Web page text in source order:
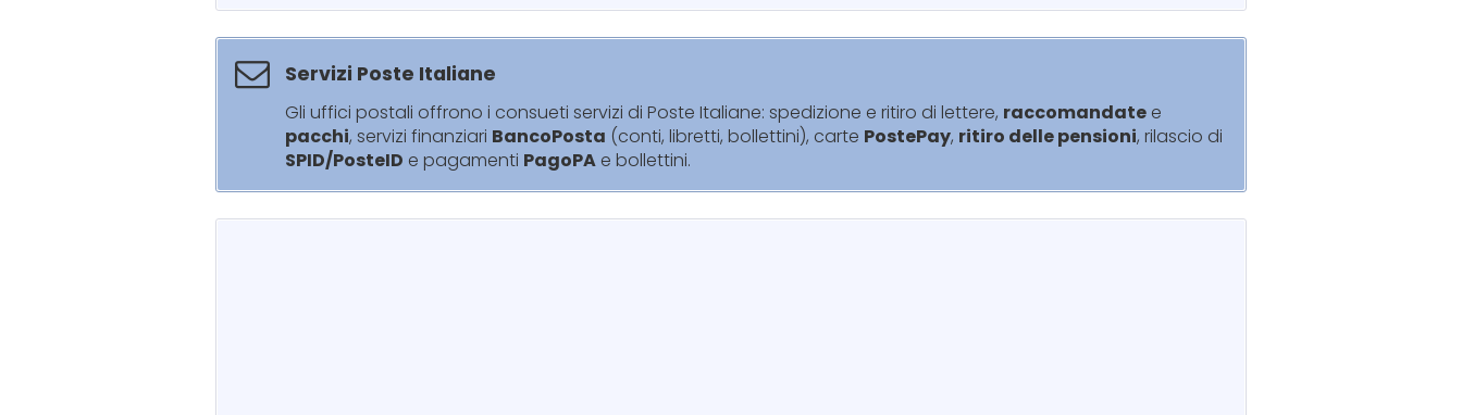
Servizi Poste Italiane
Gli uffici postali offrono i consueti servizi di Poste Italiane: spedizione e ritiro di lettere, raccomandate e
pacchi, servizi finanziari BancoPosta (conti, libretti, bollettini), carte PostePay, ritiro delle pensioni, rilascio di
SPID/PosteID e pagamenti PagoPA e bollettini.